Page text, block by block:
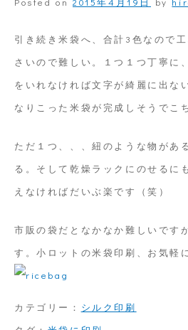
ル
ク
リ
ン
印
刷
引き続き米袋へ、合計3色なので
さいので難しい。１つ１つ丁寧に
をいれなければ文字が綺麗に出な
なりこった米袋が完成しそうでこ
ただ１つ、、、紐のような物があ
る。そして乾燥ラックにのせるに
えなければだいぶ楽です（笑）
市販の袋だとなかなか難しいです
す。小ロットの米袋印刷、お気軽
カテゴリー： シルク印刷